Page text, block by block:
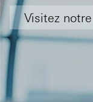
Visitez